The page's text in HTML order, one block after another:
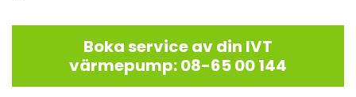
Boka service av din IVT
värmepump: 08-65 00 144